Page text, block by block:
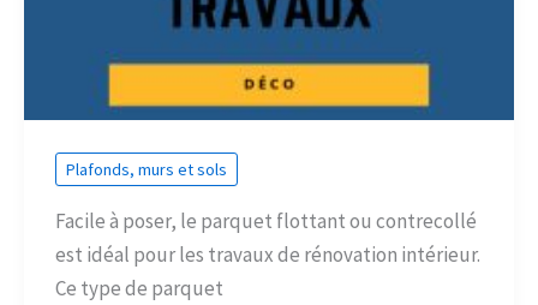
Plafonds, murs et sols
Facile à poser, le parquet flottant ou contrecollé
est idéal pour les travaux de rénovation intérieur.
Ce type de parquet